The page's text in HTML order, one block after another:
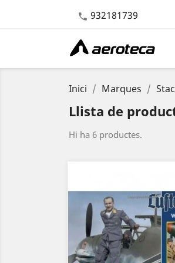
 932181739
Inici Marques
Llista de
Hi ha 6 productes.